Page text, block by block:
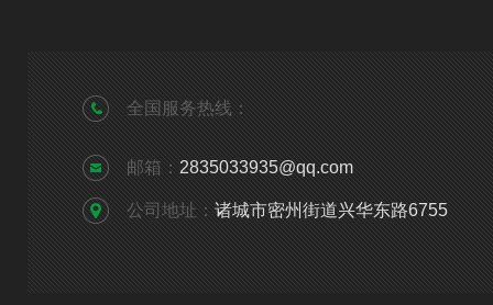
全国服务热线：
邮箱： 2835033935@qq.com
公司地址： 诸城市密州街道兴华东路6755